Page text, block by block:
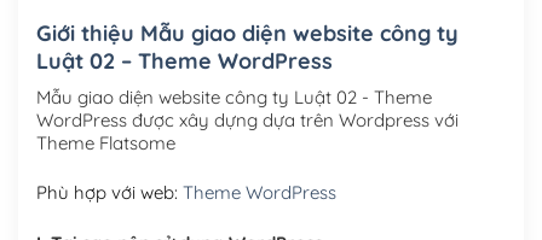
Tên miền quốc tế .com .net .org (1 năm)
Tên miền Việt Nam .vn (1 năm)(+550,000₫)
Hosting 2GB SSD (1 năm)(+450,000₫)
Hosting 5GB SSD (1 năm)
Giới thiệu Mẫu giao diện website công ty
Luật 02 – Theme WordPress
Mẫu giao diện website công ty Luật 02 - Theme
WordPress được xây dựng dựa trên Wordpress với
Theme Flatsome
Phù hợp với web: Theme WordPress